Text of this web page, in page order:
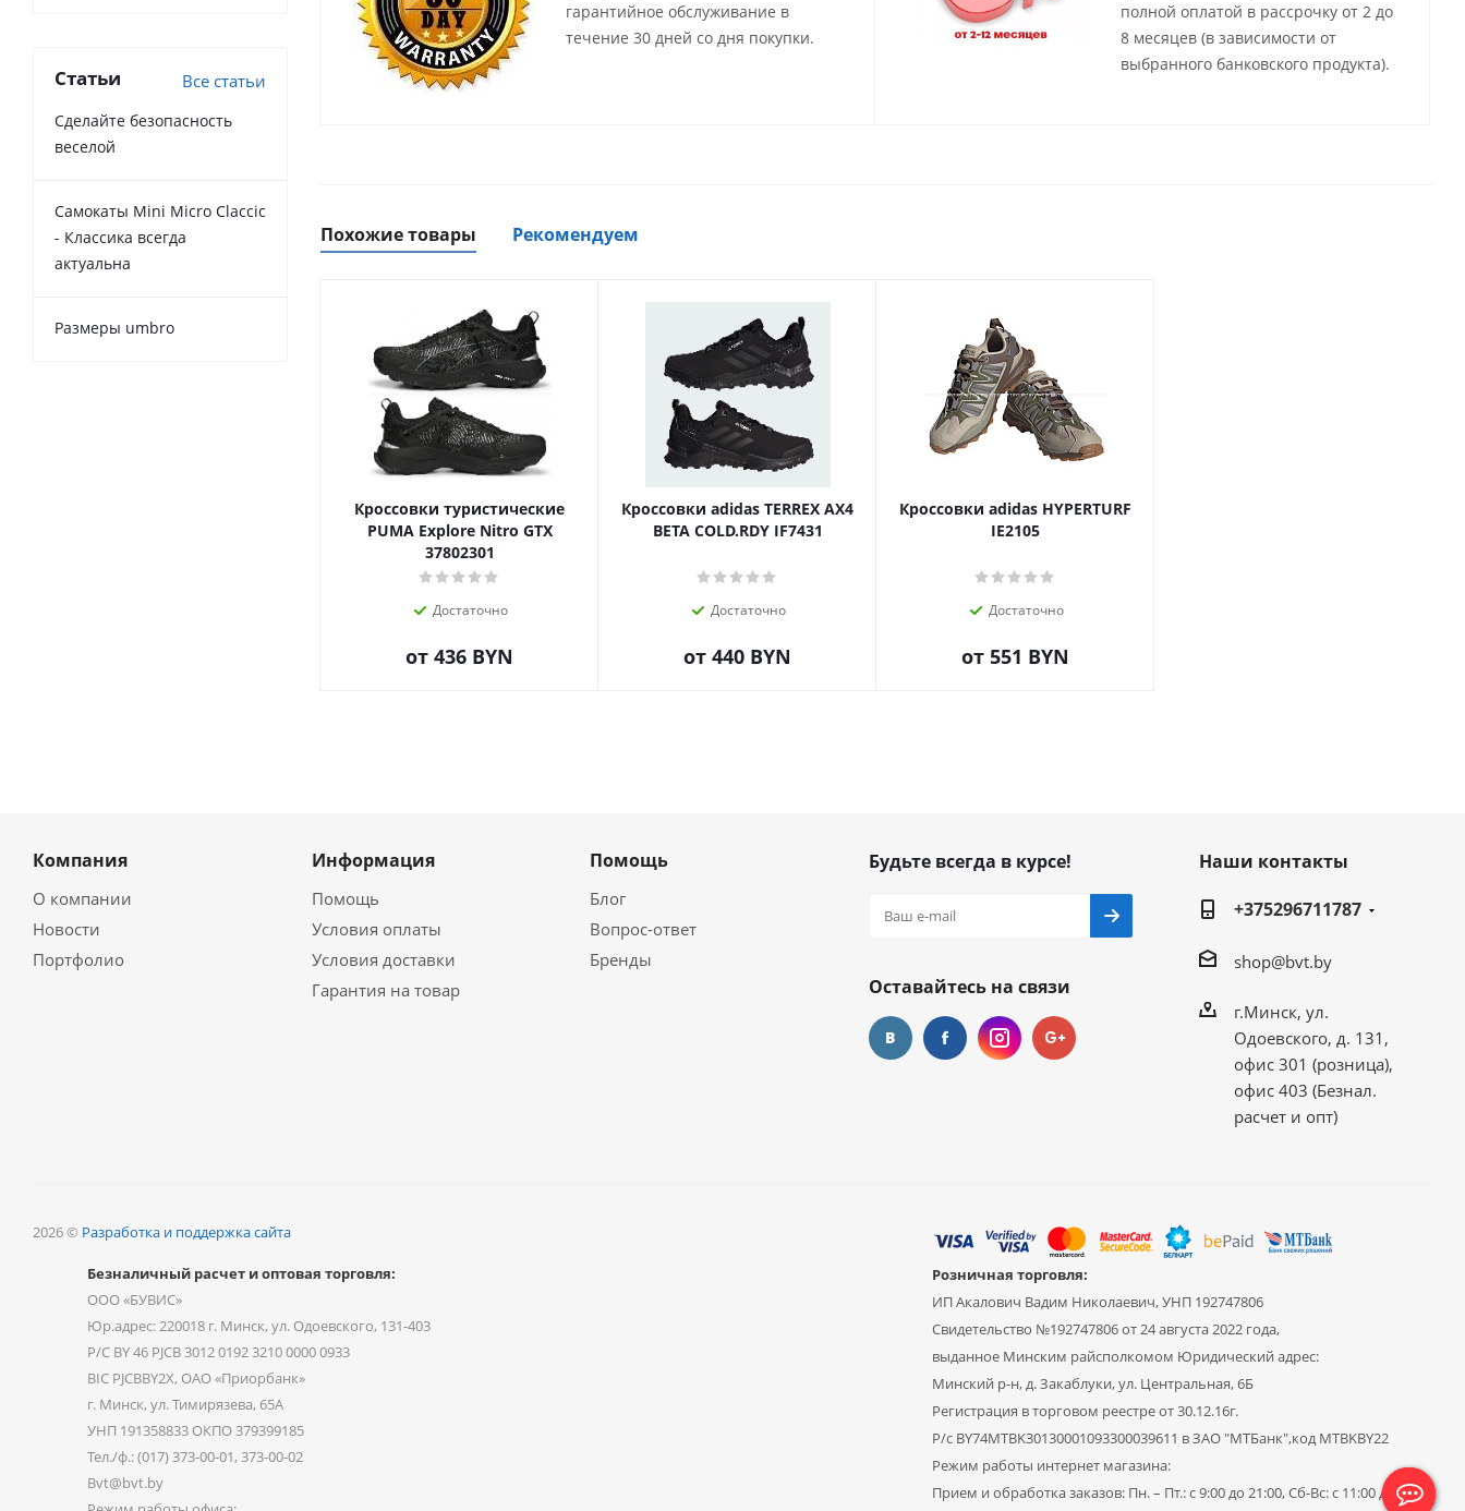
гарантийное обслуживание в
течение 30 дней со дня покупки.
полной оплатой в рассрочку от 2 до
8 месяцев (в зависимости от
выбранного банковского продукта).
Похожие товары Рекомендуем
Кроссовки туристические
PUMA Explore Nitro GTX
37802301
Достаточно
от 436 BYN
Кроссовки adidas TERREX AX4
BETA COLD.RDY IF7431
Достаточно
от 440 BYN
Кроссовки adidas HYPERTURF
IE2105
Достаточно
от 551 BYN
Статьи Все статьи
Сделайте безопасность
веселой
Самокаты Mini Micro Claccic
- Классика всегда
актуальна
Размеры umbro
Компания
О компании
Новости
Портфолио
Информация
Помощь
Условия оплаты
Условия доставки
Гарантия на товар
Помощь
Блог
Вопрос-ответ
Бренды
Будьте всегда в курсе!
Оставайтесь на связи
Наши контакты
+375296711787
shop@bvt.by
г.Минск, ул.
Одоевского, д. 131,
офис 301 (розница),
офис 403 (Безнал.
расчет и опт)
2026 © Разработка и поддержка сайта
Безналичный расчет и оптовая торговля:
ООО «БУВИС»
Юр.адрес: 220018 г. Минск, ул. Одоевского, 131-403
Р/С BY 46 PJCB 3012 0192 3210 0000 0933
BIC PJCBBY2X, ОАО «Приорбанк»
г. Минск, ул. Тимирязева, 65А
УНП 191358833 ОКПО 379399185
Тел./ф.: (017) 373-00-01, 373-00-02
Bvt@bvt.by
Розничная торговля:
ИП Акалович Вадим Николаевич, УНП 192747806
Свидетельство №192747806 от 24 августа 2022 года,
выданное Минским райсполкомом Юридический адрес:
Минский р-н, д. Закаблуки, ул. Центральная, 6Б
Регистрация в торговом реестре от 30.12.16г.
Р/с BY74MTBK30130001093300039611 в ЗАО "МТБанк",код MTBKBY22
Режим работы интернет магазина:
Прием и обработка заказов: Пн. – Пт.: с 9:00 до 21:00, Сб-Вс: с 11:00 до 19:00